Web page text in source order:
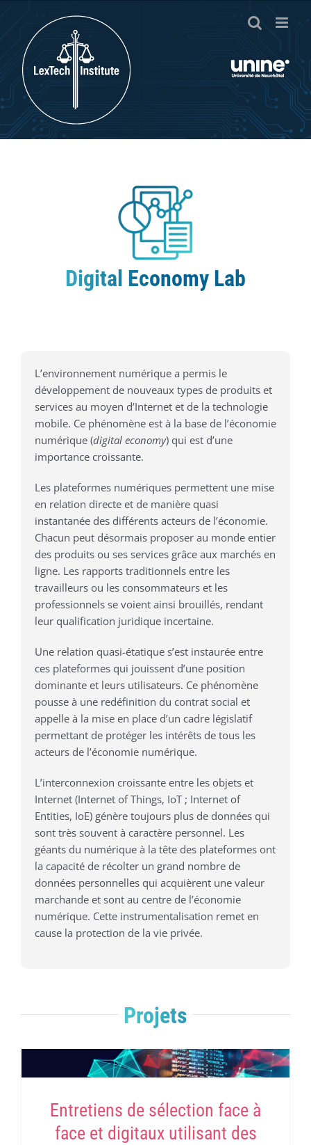
contenu
Digital Economy Lab
L’environnement numérique a permis le
développement de nouveaux types de produits et
services au moyen d’Internet et de la technologie
mobile. Ce phénomène est à la base de l’économie
numérique (digital economy) qui est d’une
importance croissante.
Les plateformes numériques permettent une mise
en relation directe et de manière quasi
instantanée des différents acteurs de l’économie.
Chacun peut désormais proposer au monde entier
des produits ou ses services grâce aux marchés en
ligne. Les rapports traditionnels entre les
travailleurs ou les consommateurs et les
professionnels se voient ainsi brouillés, rendant
leur qualification juridique incertaine.
Une relation quasi-étatique s’est instaurée entre
ces plateformes qui jouissent d’une position
dominante et leurs utilisateurs. Ce phénomène
pousse à une redéfinition du contrat social et
appelle à la mise en place d’un cadre législatif
permettant de protéger les intérêts de tous les
acteurs de l’économie numérique.
L’interconnexion croissante entre les objets et
Internet (Internet of Things, IoT ; Internet of
Entities, IoE) génère toujours plus de données qui
sont très souvent à caractère personnel. Les
géants du numérique à la tête des plateformes ont
la capacité de récolter un grand nombre de
données personnelles qui acquièrent une valeur
marchande et sont au centre de l’économie
numérique. Cette instrumentalisation remet en
cause la protection de la vie privée.
Projets
Entretiens de sélection face à
face et digitaux utilisant des